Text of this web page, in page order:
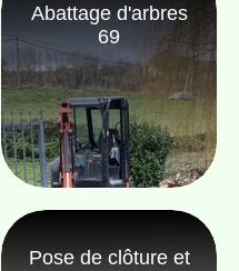
Abattage d'arbres
69
Pose de clôture et